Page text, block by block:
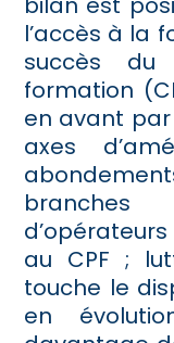
l’accès à la
succès du
formation
en avant
axes
au CPF ;
touche le
en